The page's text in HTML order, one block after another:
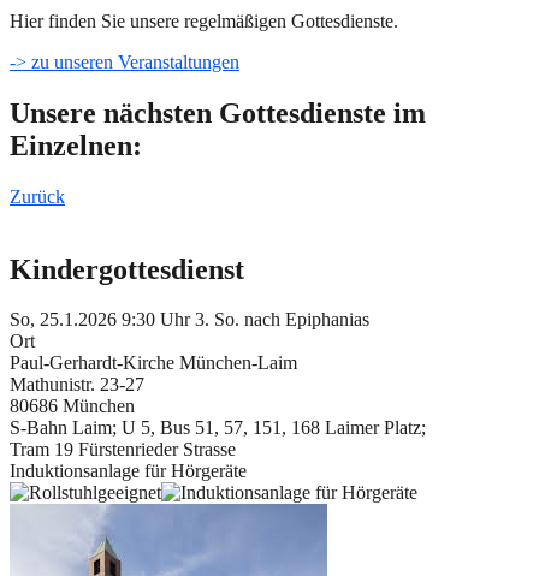
Hier finden Sie unsere regelmäßigen Gottesdienste.
-> zu unseren Veranstaltungen
Unsere nächsten Gottesdienste im
Einzelnen:
Zurück
Kindergottesdienst
So, 25.1.2026 9:30 Uhr3. So. nach Epiphanias
Ort
Paul-Gerhardt-Kirche München-Laim
Mathunistr. 23-27
80686 München
S-Bahn Laim; U 5, Bus 51, 57, 151, 168 Laimer Platz;
Tram 19 Fürstenrieder Strasse
Induktionsanlage für Hörgeräte